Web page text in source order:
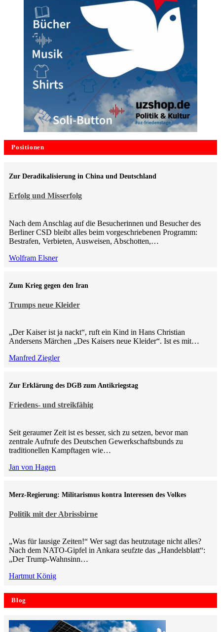
Positionen
Erfolg und Misserfolg
Zur Deradikalisierung in China und Deutschland
Nach dem Anschlag auf die Besucherinnen und Besucher des
Berliner CSD bleibt alles beim vorgeschriebenen Programm:
Bestrafen, Verbieten, Ausweisen, Abschotten,…
Wolfram Elsner
Trumps neue Kleider
Zum Krieg gegen den Iran
„Der Kaiser ist ja nackt“, ruft ein Kind in Hans Christian
Andersens Märchen „Des Kaisers neue Kleider“. Ist es mit…
Manfred Ziegler
Friedens- und streikfähig
Zur Erklärung des DGB zum Antikriegstag
Seit geraumer Zeit ist es besser, sich zu setzen, bevor man
zentrale Aufrufe des Deutschen Gewerkschaftsbunds zu
traditionellen Kampftagen wie…
Jan von Hagen
Politik mit der Abrissbirne
Merz-Regierung: Militarismus kontra Inte­ressen des Volkes
„Was für lausige Zeiten!“ Wer sagt das heutzutage nicht alles?
Nach dem NATO-Gipfel in Ankara seufzte das „Handelsblatt“:
„Der Trump-Wahnsinn…
Hartmut König
Blog